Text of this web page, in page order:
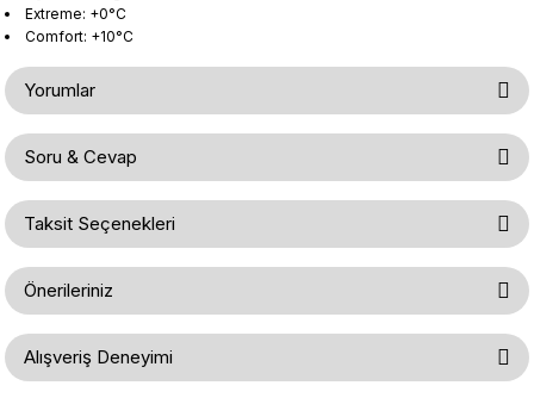
Extreme: +0°C
Comfort: +10°C
Yorumlar
Bu ürüne ilk yorumu siz yapın!
Yorum Yaz
Soru & Cevap
Ürün hakkında henüz soru sorulmamış.
Soru Sor
Taksit Seçenekleri
Önerileriniz
Bu ürünün fiyat bilgisi, resim, ürün açıklamalarında ve diğer konularda
yetersiz gördüğünüz noktaları öneri formunu kullanarak tarafımıza
iletebilirsiniz.
Alışveriş Deneyimi